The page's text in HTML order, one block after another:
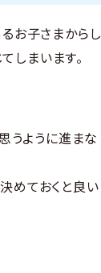
お子さまからし
しまいます。
うように進まな
めておくと良い